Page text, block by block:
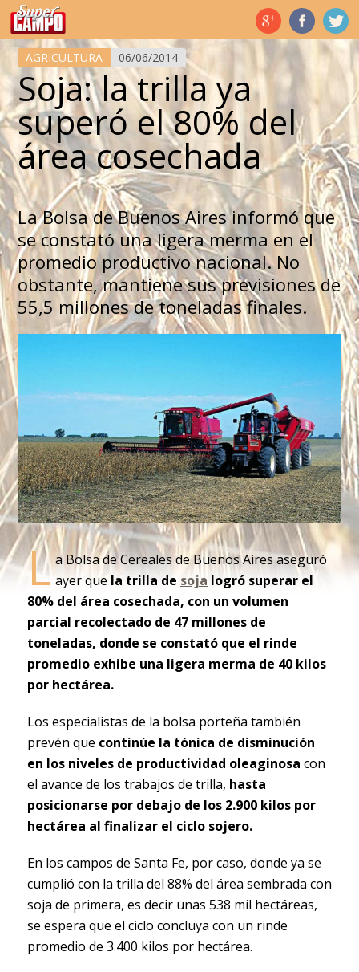
Temas de hoy
AGRICULTURA 06/06/2014
Soja: la trilla ya
superó el 80% del
área cosechada
La Bolsa de Buenos Aires informó que
se constató una ligera merma en el
promedio productivo nacional. No
obstante, mantiene sus previsiones de
55,5 millones de toneladas finales.
L a Bolsa de Cereales de Buenos Aires aseguró
ayer quela trilla de soja logró superar el
80% del área cosechada, con un volumen
parcial recolectado de 47 millones de
toneladas, donde se constató que el rinde
promedio exhibe una ligera merma de 40 kilos
por hectárea.
Los especialistas de la bolsa porteña también
prevén que continúe la tónica de disminución
en los niveles de productividad oleaginosa con
el avance de los trabajos de trilla, hasta
posicionarse por debajo de los 2.900 kilos por
hectárea al finalizar el ciclo sojero.
En los campos de Santa Fe, por caso, donde ya se
cumplió con la trilla del 88% del área sembrada con
soja de primera, es decir unas 538 mil hectáreas,
se espera que el ciclo concluya con un rinde
promedio de 3.400 kilos por hectárea.